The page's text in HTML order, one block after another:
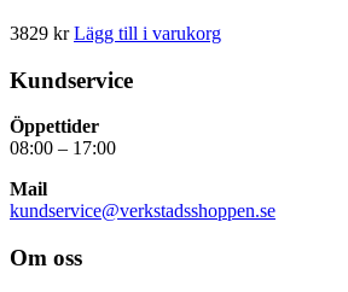
3829 kr Lägg till i varukorg
Kundservice
Öppettider
08:00 – 17:00
Mail
kundservice@verkstadsshoppen.se
Om oss